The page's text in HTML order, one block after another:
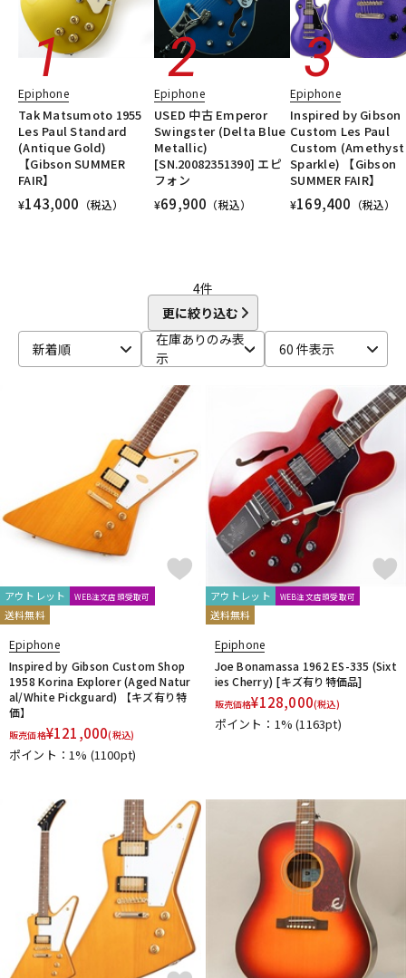
DTM オンライン納品 レコーディング機器
配信/ライブ機器 楽器アクセサリ
ヴィンテージ
Epiphone
Tak Matsumoto 1955
Les Paul Standard
(Antique Gold)
【Gibson SUMMER
FAIR】
¥143,000 （税込）
Epiphone
USED 中古 Emperor
Swingster (Delta Blue
Metallic)
[SN.20082351390] エピ
フォン
¥69,900 （税込）
Epiphone
Inspired by Gibson
Custom Les Paul
Custom (Amethyst
Sparkle) 【Gibson
SUMMER FAIR】
¥169,400 （税込）
4件
更に絞り込む
新着順
在庫ありのみ表
示
60 件表示
アウトレット WEB注文店頭受取可
送料無料
Epiphone
Inspired by Gibson Custom Shop
1958 Korina Explorer (Aged Natur
al/White Pickguard) 【キズ有り特
価】
販売価格¥121,000(税込)
ポイント：1% (1100pt)
アウトレット WEB注文店頭受取可
送料無料
Epiphone
Joe Bonamassa 1962 ES-335 (Sixt
ies Cherry) [キズ有り特価品]
販売価格¥128,000(税込)
ポイント：1%(1163pt)